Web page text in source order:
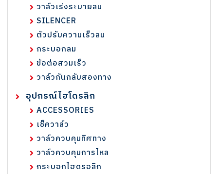
วาล์วเร่งระบายลม
SILENCER
ตัวปรับความเร็วลม
กระบอกลม
ข้อต่อสวมเร็ว
วาล์วกันกลับสองทาง
อุปกรณ์ไฮโดรลิก
ACCESSORIES
เช็ควาล์ว
วาล์วควบคุมทิศทาง
วาล์วควบคุมการไหล
กระบอกไฮดรอลิก